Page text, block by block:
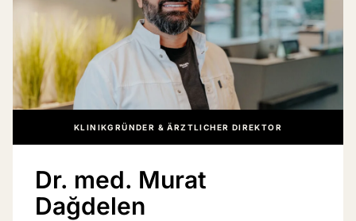
KLINIKGRÜNDER & ÄRZTLICHER DIREKTOR
Dr. med. Murat
Dağdelen